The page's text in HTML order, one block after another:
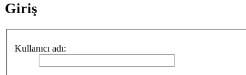
Giriş
Kullanıcı adı: